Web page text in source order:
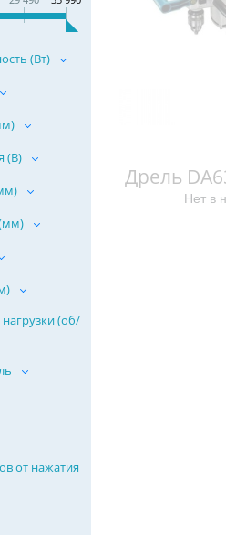
(Вт)
(В)
(об/
от нажатия
Дрель
Нет в